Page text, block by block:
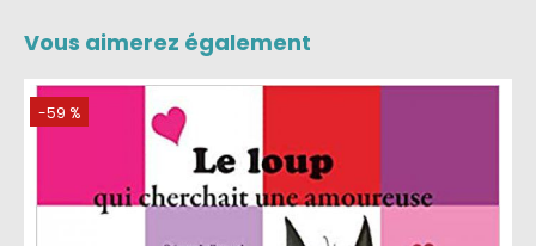
Vous aimerez également
-59 %